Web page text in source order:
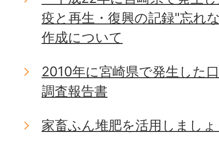
疫と再生・復興の記録"忘れ
作成について
2010年に宮崎県で発生した
調査報告書
家畜ふん堆肥を活用しまし